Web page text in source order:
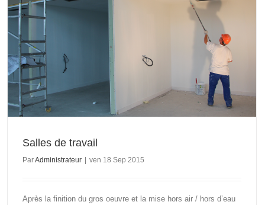
Salles de travail
ParAdministrateur | ven 18 Sep 2015
Après la finition du gros oeuvre et la mise hors air / hors d’eau